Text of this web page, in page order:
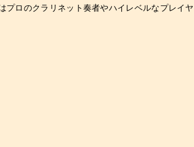
ロのクラリネット奏者やハイレベルなプレイヤ